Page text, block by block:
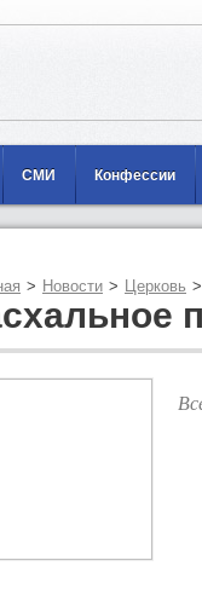
СМИ Конфессии
> Новости > Церковь >